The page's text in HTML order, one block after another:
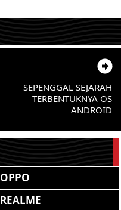
SEPENGGAL SEJARAH
TERBENTUKNYA OS
ANDROID
OPPO
REALME